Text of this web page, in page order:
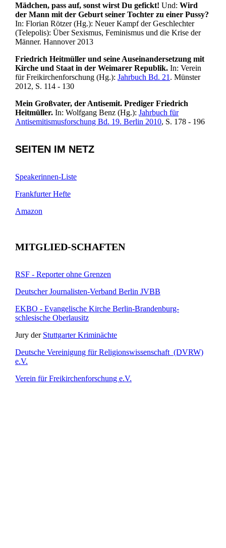
Mädchen, pass auf, sonst wirst Du gefickt! Und: Wird
der Mann mit der Geburt seiner Tochter zu einer Pussy?
In: Florian Rötzer (Hg.): Neuer Kampf der Geschlechter
(Telepolis): Über Sexismus, Feminismus und die Krise der
Männer. Hannover 2013
Friedrich Heitmüller und seine Auseinandersetzung mit
Kirche und Staat in der Weimarer Republik. In: Verein
für Freikirchenforschung (Hg.): Jahrbuch Bd. 21 . Münster
2012, S. 114 - 130
Mein Großvater, der Antisemit. Prediger Friedrich
Heitmüller. In: Wolfgang Benz (Hg.): Jahrbuch für
Antisemitismusforschung Bd. 19. Berlin 2010, S. 178 - 196
SEITEN IM NETZ
Speakerinnen-Liste
Frankfurter Hefte
Amazon
MITGLIED-SCHAFTEN
RSF - Reporter ohne Grenzen
Deutscher Journalisten-Verband Berlin JVBB
EKBO - Evangelische Kirche Berlin-Brandenburg-
schlesische Oberlausitz
Jury der Stuttgarter Kriminächte
Deutsche Vereinigung für Religionswissenschaft (DVRW)
e.V.
Verein für Freikirchenforschung e.V.